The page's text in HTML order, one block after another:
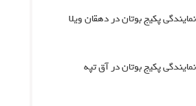
نمایندگی پکیج بوتان در دهقان ویلا
نمایندگی پکیج بوتان در آق تپه